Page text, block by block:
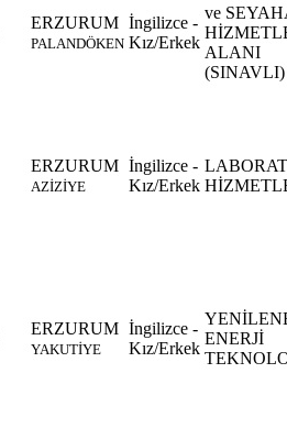
ERZURUM
PALANDÖKEN
İngilizce -
Kız/Erkek
ve
ALANI
(SINAVLI)
ERZURUM
AZİZİYE
İngilizce -
Kız/Erkek
ERZURUM
YAKUTİYE
İngilizce -
Kız/Erkek
ENERJİ